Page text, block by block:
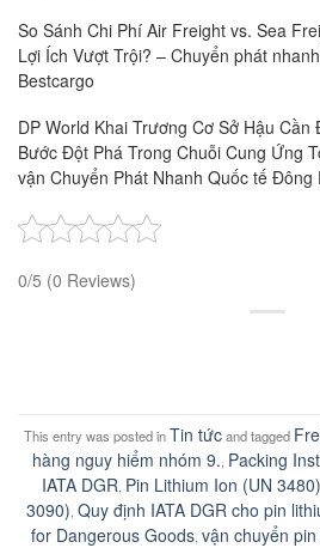
So Sánh Chi Phí Air Freight vs. Sea
Lợi Ích Vượt Trội? – Chuyển phát
Bestcargo
DP World Khai Trương Cơ Sở Hậu
Bước Đột Phá Trong Chuỗi Cung Ứng
vận Chuyển Phát Nhanh Quốc tế Đông
0/5 (0 Reviews)
This entry was posted inTin tứcand tagged
hàng nguy hiểm nhóm 9. Packing
IATA DGR Pin Lithium Ion (UN 3480)
3090) Quy định IATA DGR cho pin
for Dangerous Goods vận chuyển